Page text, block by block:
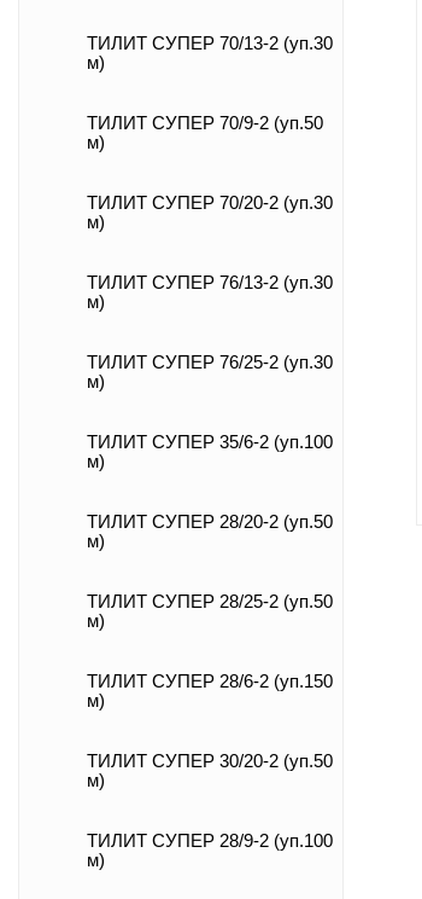
ТИЛИТ СУПЕР 70/13-2 (уп.30
м)
ТИЛИТ СУПЕР 70/9-2 (уп.50
м)
ТИЛИТ СУПЕР 70/20-2 (уп.30
м)
ТИЛИТ СУПЕР 76/13-2 (уп.30
м)
ТИЛИТ СУПЕР 76/25-2 (уп.30
м)
ТИЛИТ СУПЕР 35/6-2 (уп.100
м)
ТИЛИТ СУПЕР 28/20-2 (уп.50
м)
ТИЛИТ СУПЕР 28/25-2 (уп.50
м)
ТИЛИТ СУПЕР 28/6-2 (уп.150
м)
ТИЛИТ СУПЕР 30/20-2 (уп.50
м)
ТИЛИТ СУПЕР 28/9-2 (уп.100
м)